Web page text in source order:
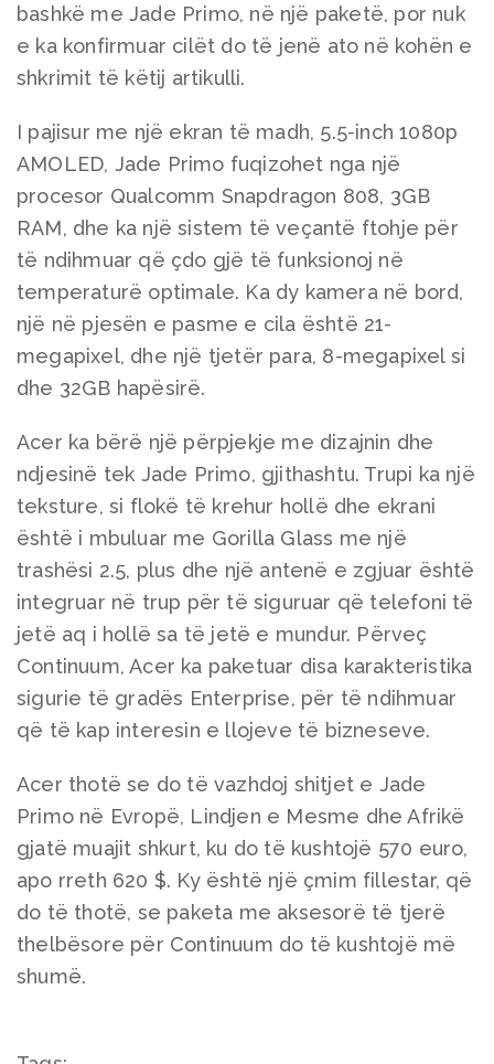
bashkë me Jade Primo, në një paketë, por nuk
e ka konfirmuar cilët do të jenë ato në kohën e
shkrimit të këtij artikulli.
I pajisur me një ekran të madh, 5.5-inch 1080p
AMOLED, Jade Primo fuqizohet nga një
procesor Qualcomm Snapdragon 808, 3GB
RAM, dhe ka një sistem të veçantë ftohje për
të ndihmuar që çdo gjë të funksionoj në
temperaturë optimale. Ka dy kamera në bord,
një në pjesën e pasme e cila është 21-
megapixel, dhe një tjetër para, 8-megapixel si
dhe 32GB hapësirë.
Acer ka bërë një përpjekje me dizajnin dhe
ndjesinë tek Jade Primo, gjithashtu. Trupi ka një
teksture, si flokë të krehur hollë dhe ekrani
është i mbuluar me Gorilla Glass me një
trashësi 2.5, plus dhe një antenë e zgjuar është
integruar në trup për të siguruar që telefoni të
jetë aq i hollë sa të jetë e mundur. Përveç
Continuum, Acer ka paketuar disa karakteristika
sigurie të gradës Enterprise, për të ndihmuar
që të kap interesin e llojeve të bizneseve.
Acer thotë se do të vazhdoj shitjet e Jade
Primo në Evropë, Lindjen e Mesme dhe Afrikë
gjatë muajit shkurt, ku do të kushtojë 570 euro,
apo rreth 620 $. Ky është një çmim fillestar, që
do të thotë, se paketa me aksesorë të tjerë
thelbësore për Continuum do të kushtojë më
shumë.